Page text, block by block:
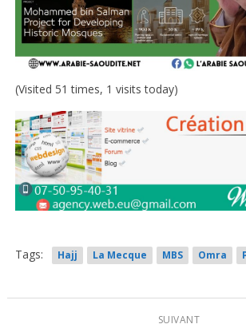
(Visited 51 times, 1 visits today)
Tags: Hajj La Mecque MBS Omra
SUIVANT